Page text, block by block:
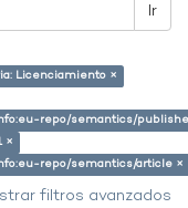
Ir
Licenciamiento ×
repo/semantics/
×
repo/semantics/article ×
filtros avanzados